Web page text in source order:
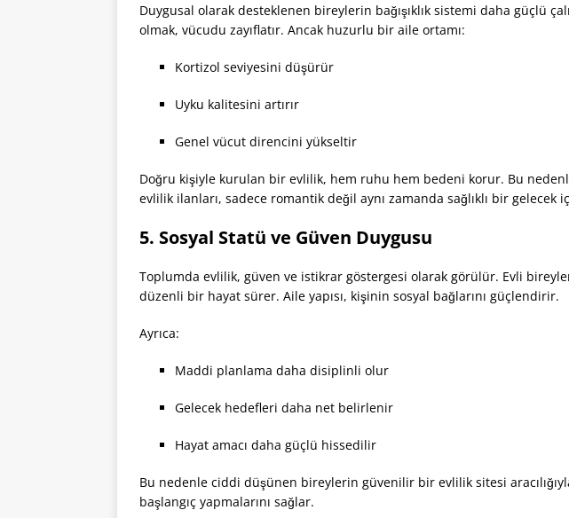
Duygusal olarak desteklenen bireylerin bağışıklık sistemi daha güçlü
olmak, vücudu zayıflatır. Ancak huzurlu bir aile ortamı:
Kortizol seviyesini düşürür
Uyku kalitesini artırır
Genel vücut direncini yükseltir
Doğru kişiyle kurulan bir evlilik, hem ruhu hem bedeni korur. Bu
evlilik ilanları, sadece romantik değil aynı zamanda sağlıklı bir gelecek
5. Sosyal Statü ve Güven Duygusu
Toplumda evlilik, güven ve istikrar göstergesi olarak görülür. Evli
düzenli bir hayat sürer. Aile yapısı, kişinin sosyal bağlarını güçlendirir.
Ayrıca:
Maddi planlama daha disiplinli olur
Gelecek hedefleri daha net belirlenir
Hayat amacı daha güçlü hissedilir
Bu nedenle ciddi düşünen bireylerin güvenilir bir evlilik sitesi
başlangıç yapmalarını sağlar.